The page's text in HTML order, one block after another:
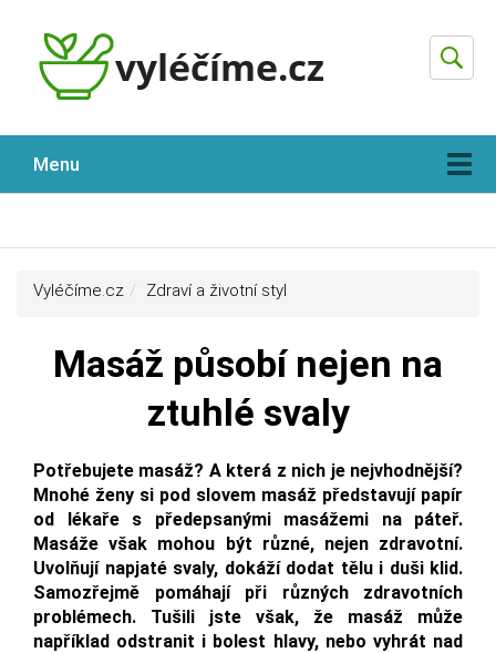
Hledat
Menu
Vyléčíme.cz Zdraví a životní styl
Masáž působí nejen na
ztuhlé svaly
Potřebujete masáž? A která z nich je nejvhodnější?
Mnohé ženy si pod slovem masáž představují papír
od lékaře s předepsanými masážemi na páteř.
Masáže však mohou být různé, nejen zdravotní.
Uvolňují napjaté svaly, dokáží dodat tělu i duši klid.
Samozřejmě pomáhají při různých zdravotních
problémech. Tušili jste však, že masáž může
například odstranit i bolest hlavy, nebo vyhrát nad